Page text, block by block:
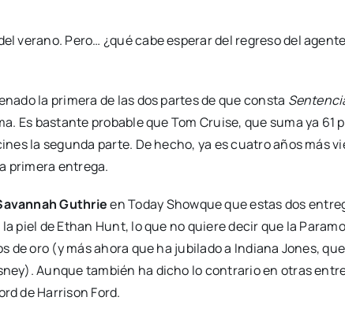
verano. Pero… ¿qué cabe espe­rar del regre­so del
la pri­me­ra de las dos par­tes de que cons­ta
Es bas­tan­te pro­ba­ble que Tom Crui­se, que suma ya 61
la segun­da par­te. De hecho, ya es cua­tro años más
pri­me­ra entre­ga.
Guth­rieen Today Show­que que estas dos
piel de Ethan Hunt, lo que no quie­re decir que la
de oro (y más aho­ra que ha jubi­la­do a India­na Jones,
Aun­que tam­bién ha dicho lo con­tra­rio en otras
de Harri­son Ford.